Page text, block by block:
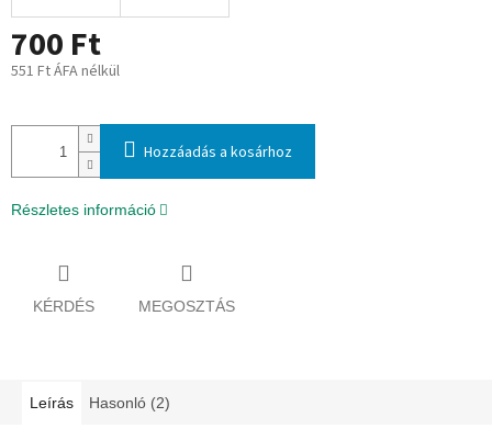
700 Ft
551 Ft ÁFA nélkül
Hozzáadás a kosárhoz
Részletes információ
KÉRDÉS MEGOSZTÁS
Leírás Hasonló (2)